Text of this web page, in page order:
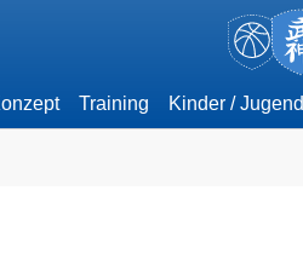
Training Kinder / Jugend